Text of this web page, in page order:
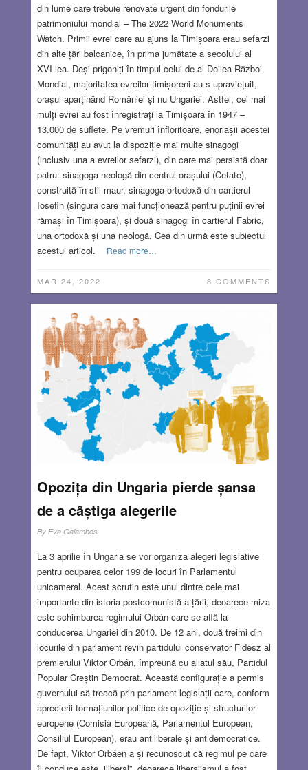
din lume care trebuie renovate urgent din fondurile
patrimoniului mondial – The 2022 World Monuments
Watch. Primii evrei care au ajuns la Timișoara erau sefarzi
din alte țări balcanice, în prima jumătate a secolului al
XVI-lea. Deși prigoniți în timpul celui de-al Doilea Război
Mondial, majoritatea evreilor timișoreni au s upraviețuit,
orașul aparținând României și nu Ungariei. Astfel, cei mai
mulți evrei au fost înregistrați la Timișoara în 1947 –
13.000 de suflete. Pe vremuri înfloritoare, enoriașii acestei
comunități au avut la dispoziție mai multe sinagogi
(inclusiv una a evreilor sefarzi), din care mai persistă doar
patru: sinagoga neologă din centrul orașului (Cetate),
construită în stil maur, sinagoga ortodoxă din cartierul
Iosefin (singura care mai funcționează pentru puținii evrei
rămași în Timișoara), și două sinagogi în cartierul Fabric,
una ortodoxă și una neologă. Cea din urmă este subiectul
acestui articol.
Read more…
MAR 24, 2022 8 COMMENTS
Opozița din Ungaria pierde șansa
de a câștiga alegerile
By Eva Galambos
La 3 aprilie în Ungaria se vor organiza alegeri legislative
pentru ocuparea celor 199 de locuri în Parlamentul
unicameral. Acest scrutin este unul dintre cele mai
importante din istoria postcomunistă a țării, deoarece miza
este schimbarea regimului Orbán care se află la
conducerea Ungariei din 2010. De 12 ani, două treimi din
locurile din parlament revin partidului conservator Fidesz al
premierului Viktor Orbán, împreună cu aliatul său, Partidul
Popular Creștin Democrat. Această configurație a permis
guvernului să treacă prin parlament legislații care, conform
aprecierii formațiunilor politice de opoziție și structurilor
europene (Comisia Europeană, Parlamentul European,
Consiliul European), erau antiliberale și antidemocratice.
De fapt, Viktor Orbáen a și recunoscut că regimul pe care